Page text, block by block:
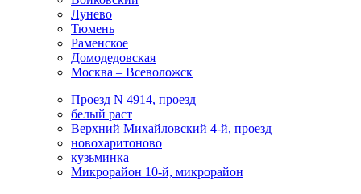
Лунево
Тюмень
Раменское
Домодедовская
Москва – Всеволожск
Проезд N 4914, проезд
белый раст
Верхний Михайловский 4-й, проезд
новохаритоново
кузьминка
Микрорайон 10-й, микрорайон